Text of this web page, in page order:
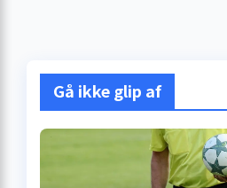
Gå ikke glip af